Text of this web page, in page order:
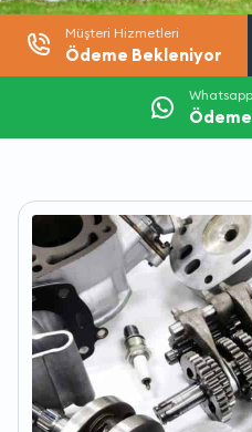
Müşteri Hizmetleri
Ödeme Bekleniyor
Whatsapp